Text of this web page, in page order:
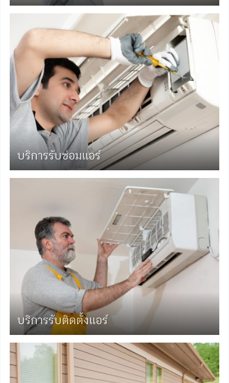
บริการรับซ่อมแอร์
บริการรับติดตั้งแอร์